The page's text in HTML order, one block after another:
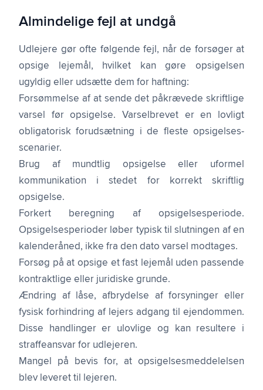
Almindelige fejl at undgå
Udlejere gør ofte følgende fejl, når de forsøger at
opsige lejemål, hvilket kan gøre opsigelsen
ugyldig eller udsætte dem for haftning:
Forsømmelse af at sende det påkrævede skriftlige
varsel før opsigelse. Varselbrevet er en lovligt
obligatorisk forudsætning i de fleste opsigelses­
scenarier.
Brug af mundtlig opsigelse eller uformel
kommunikation i stedet for korrekt skriftlig
opsigelse.
Forkert beregning af opsigelsesperiode.
Opsigelsesperioder løber typisk til slutningen af en
kalenderåned, ikke fra den dato varsel modtages.
Forsøg på at opsige et fast lejemål uden passende
kontraktlige eller juridiske grunde.
Ændring af låse, afbrydelse af forsyninger eller
fysisk forhindring af lejers adgang til ejendommen.
Disse handlinger er ulovlige og kan resultere i
straffeansvar for udlejeren.
Mangel på bevis for, at opsigelses­meddelelsen
blev leveret til lejeren.